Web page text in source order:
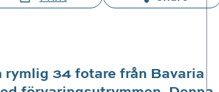
rymlig 34 fotare från Bavaria